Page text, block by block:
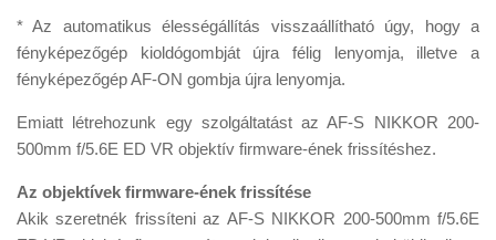
* Az automatikus élességállítás visszaállítható úgy, hogy a
fényképezőgép kioldógombját újra félig lenyomja, illetve a
fényképezőgép AF-ON gombja újra lenyomja.
Emiatt létrehozunk egy szolgáltatást az AF-S NIKKOR 200-
500mm f/5.6E ED VR objektív firmware-ének frissítéshez.
Az objektívek firmware-ének frissítése
Akik szeretnék frissíteni az AF-S NIKKOR 200-500mm f/5.6E